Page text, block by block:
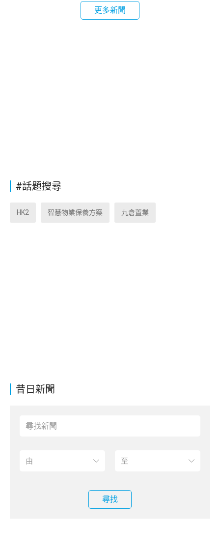
昔日新聞
尋找
更多新聞
#話題搜尋
HK2 智慧物業保養方案 九倉置業